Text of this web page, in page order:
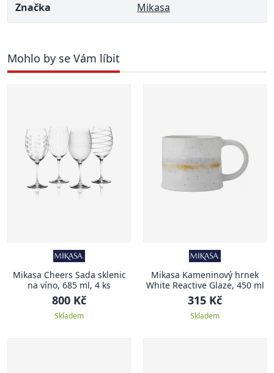
Značka Mikasa
Mohlo by se Vám líbit
Mikasa Cheers Sada sklenic
na víno, 685 ml, 4 ks
800 Kč
Skladem
Mikasa Kameninový hrnek
White Reactive Glaze, 450 ml
315 Kč
Skladem